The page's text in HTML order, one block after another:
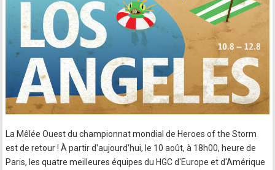
La Mêlée Ouest du championnat mondial de Heroes of the Storm
est de retour ! À partir d'aujourd'hui, le 10 août, à 18h00, heure de
Paris, les quatre meilleures équipes du HGC d'Europe et d'Amérique